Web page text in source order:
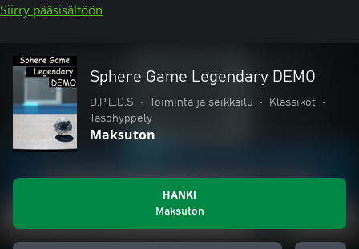
Siirry pääsisältöön
Sphere Game Legendary DEMO
D.P.L.D.S • Toiminta ja seikkailu • Klassikot
•
Tasohyppely
Maksuton
HANKI
Maksuton